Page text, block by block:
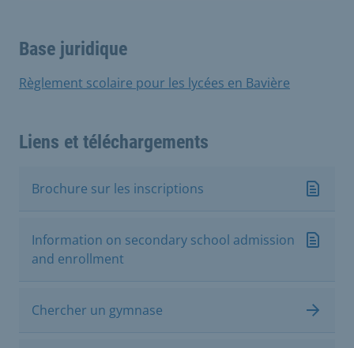
Base juridique
Règlement scolaire pour les lycées en Bavière
Liens et téléchargements
Brochure sur les inscriptions
Information on secondary school admission
and enrollment
Chercher un gymnase